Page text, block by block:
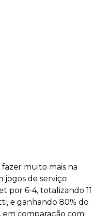
muito mais na
jogos de serviço
por 6-4, totalizando 11
e ganhando 80% do
comparação com